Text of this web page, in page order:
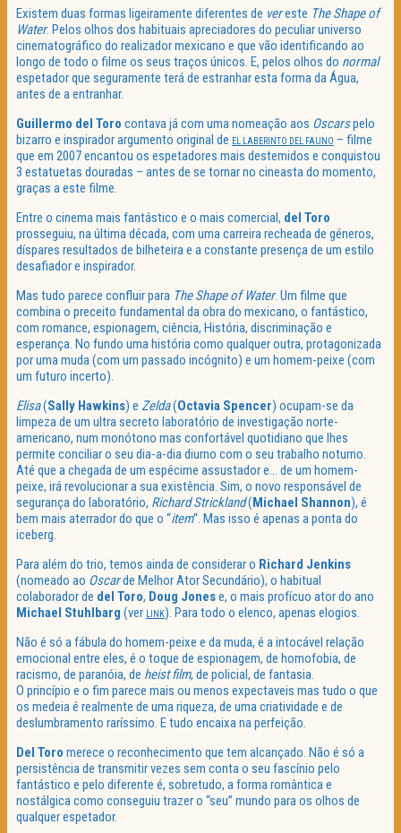
Existem duas formas ligeiramente diferentes de vereste The Shape of
Water. Pelos olhos dos habituais apreciadores do peculiar universo
cinematográfico do realizador mexicano e que vão identificando ao
longo de todo o filme os seus traços únicos. E, pelos olhos do normal
espetador que seguramente terá de estranhar esta forma da Água,
antes de a entranhar.
Guillermo del Toro contava já com uma nomeação aos Oscarspelo
bizarro e inspirador argumento original de EL LABERINTO DEL FAUNO – filme
que em 2007 encantou os espetadores mais destemidos e conquistou
3 estatuetas douradas – antes de se tornar no cineasta do momento,
graças a este filme.
Entre o cinema mais fantástico e o mais comercial, del Toro
prosseguiu, na última década, com uma carreira recheada de géneros,
díspares resultados de bilheteira e a constante presença de um estilo
desafiador e inspirador.
Mas tudo parece confluir para The Shape of Water. Um filme que
combina o preceito fundamental da obra do mexicano, o fantástico,
com romance, espionagem, ciência, História, discriminação e
esperança. No fundo uma história como qualquer outra, protagonizada
por uma muda (com um passado incógnito) e um homem-peixe (com
um futuro incerto).
Elisa(Sally Hawkins) e Zelda(Octavia Spencer) ocupam-se da
limpeza de um ultra secreto laboratório de investigação norte-
americano, num monótono mas confortável quotidiano que lhes
permite conciliar o seu dia-a-dia diurno com o seu trabalho noturno.
Até que a chegada de um espécime assustador e… de um homem-
peixe, irá revolucionar a sua existência. Sim, o novo responsável de
segurança do laboratório, Richard Strickland(Michael Shannon), é
bem mais aterrador do que o “item“. Mas isso é apenas a ponta do
iceberg.
Para além do trio, temos ainda de considerar o Richard Jenkins
(nomeado ao Oscarde Melhor Ator Secundário), o habitual
colaborador de del Toro, Doug Jonese, o mais profícuo ator do ano
Michael Stuhlbarg (ver LINK). Para todo o elenco, apenas elogios.
Não é só a fábula do homem-peixe e da muda, é a intocável relação
emocional entre eles, é o toque de espionagem, de homofobia, de
racismo, de paranóia, de heist film, de policial, de fantasia.
O princípio e o fim parece mais ou menos expectaveis mas tudo o que
os medeia é realmente de uma riqueza, de uma criatividade e de
deslumbramento raríssimo. E tudo encaixa na perfeição.
Del Toro merece o reconhecimento que tem alcançado. Não é só a
persistência de transmitir vezes sem conta o seu fascínio pelo
fantástico e pelo diferente é, sobretudo, a forma romântica e
nostálgica como conseguiu trazer o “seu” mundo para os olhos de
qualquer espetador.